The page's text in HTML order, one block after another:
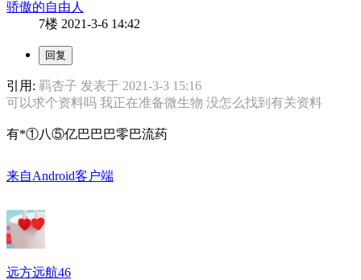
骄傲的自由人
7楼 2021-3-6 14:42
引用: 羁杏子 发表于 2021-3-3 15:16
可以求个资料吗 我正在准备微生物 没怎么找到有关资料
有*①八⑤亿巴巴巴零巴流药
来自Android客户端
远方远航46